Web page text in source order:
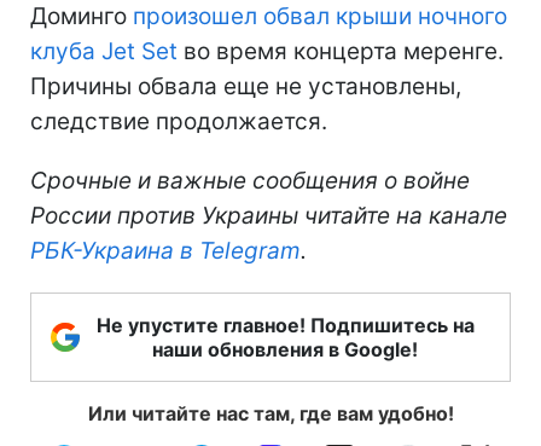
Доминго произошел обвал крыши ночного
клуба Jet Set во время концерта меренге.
Причины обвала еще не установлены,
следствие продолжается.
Срочные и важные сообщения о войне
России против Украины читайте на канале
РБК-Украина в Telegram.
Не упустите главное! Подпишитесь на
наши обновления в Google!
Или читайте нас там, где вам удобно!